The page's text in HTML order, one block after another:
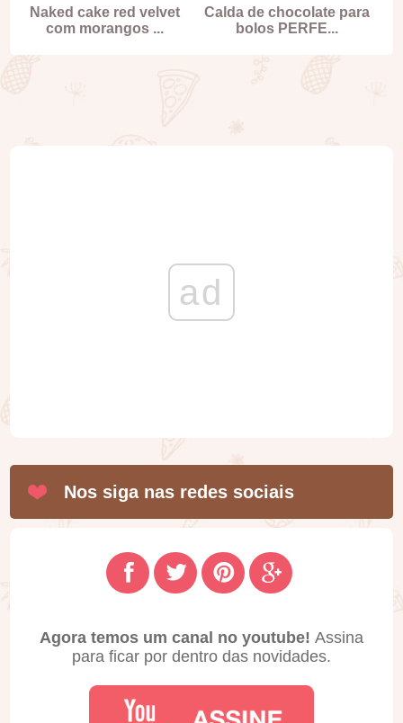
Naked cake red velvet
com morangos ...
Calda de chocolate para
bolos PERFE...
ad
Nos siga nas redes sociais
Agora temos um canal no youtube! Assina
para ficar por dentro das novidades.